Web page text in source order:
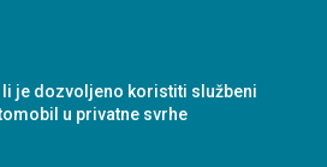
li je dozvoljeno koristiti službeni
u privatne svrhe